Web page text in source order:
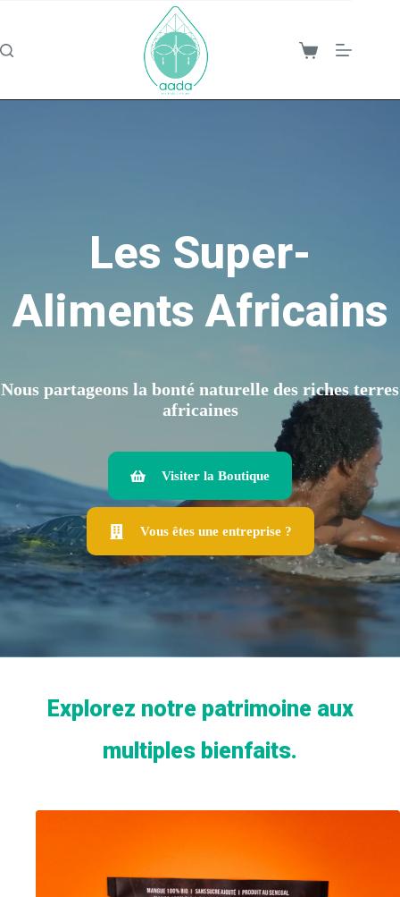
Panier
Les Super-
Aliments Africains
Nous partageons la bonté naturelle des riches terres
africaines
Visiter la Boutique
Vousêtes une entreprise ?
Explorez notre patrimoine aux
multiples bienfaits.